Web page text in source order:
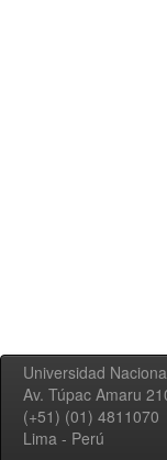
Universidad
Av. Túpac Amaru
(+51) (01) 4811070
Lima - Perú